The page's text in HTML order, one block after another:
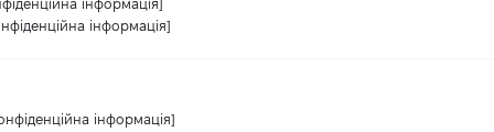
інформація]
інформація]
інформація]